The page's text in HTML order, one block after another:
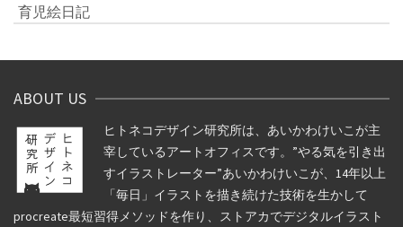
育児絵日記
ABOUT US
ヒトネコデザイン研究所は、あいかわけいこが主
宰しているアートオフィスです。”やる気を引き出
すイラストレーター”あいかわけいこが、14年以上
「毎日」イラストを描き続けた技術を生かして
procreate最短習得メソッドを作り、ストアカでデジタルイラスト